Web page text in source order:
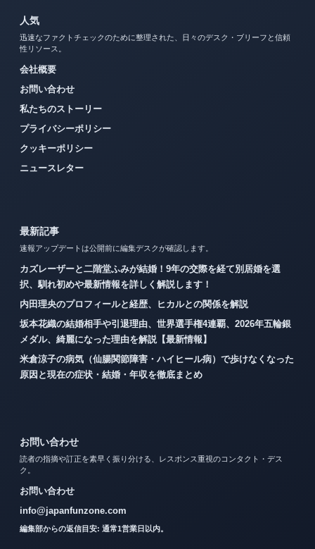
人気
迅速なファクトチェックのために整理された、日々のデスク・ブリーフと信頼
性リソース。
会社概要
お問い合わせ
私たちのストーリー
プライバシーポリシー
クッキーポリシー
ニュースレター
最新記事
速報アップデートは公開前に編集デスクが確認します。
カズレーザーと二階堂ふみが結婚！9年の交際を経て別居婚を選
択、馴れ初めや最新情報を詳しく解説します！
内田理央のプロフィールと経歴、ヒカルとの関係を解説
坂本花織の結婚相手や引退理由、世界選手権4連覇、2026年五輪銀
メダル、綺麗になった理由を解説【最新情報】
米倉涼子の病気（仙腸関節障害・ハイヒール病）で歩けなくなった
原因と現在の症状・結婚・年収を徹底まとめ
お問い合わせ
読者の指摘や訂正を素早く振り分ける、レスポンス重視のコンタクト・デス
ク。
お問い合わせ
info@japanfunzone.com
編集部からの返信目安: 通常1営業日以内。